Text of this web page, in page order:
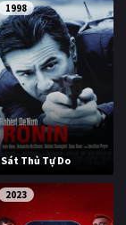
1998
Sát Thủ Tự Do
2023